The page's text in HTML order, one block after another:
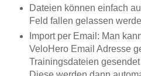
Dateien können einfach
Feld fallen gelassen
Import per Email: Man
VeloHero Email Adresse
Trainingsdateien